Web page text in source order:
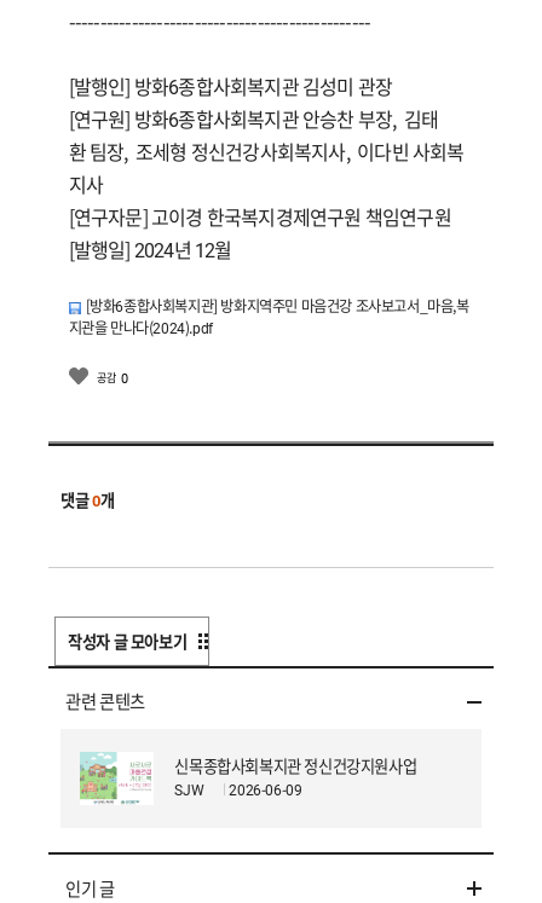
------------------------------------------------
[발행인] 방화6종합사회복지관 김성미 관장
[연구원] 방화6종합사회복지관안승찬부장, 김태
환 팀장, 조세형 정신건강사회복지사, 이다빈 사회복
지사
[연구자문]고이경 한국복지경제연구원 책임연구원
[발행일]2024년 12월
[방화6종합사회복지관] 방화지역주민 마음건강 조사보고서_마음,복
지관을 만나다(2024).pdf
공감 0
댓글0개
작성자 글 모아보기
관련 콘텐츠
신목종합사회복지관 정신건강지원사업
SJW 2026-06-09
인기 글